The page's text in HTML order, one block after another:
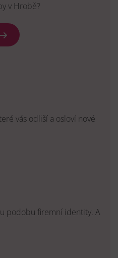
v Hrobě?
vás odliší a osloví nové
podobu firemní identity. A